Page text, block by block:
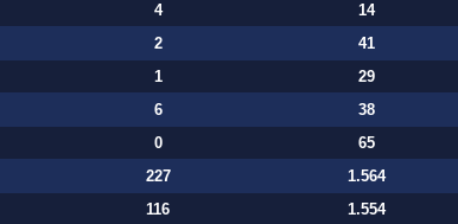
4
14
2
41
1
29
6
38
0
65
227
1.564
116
1.554